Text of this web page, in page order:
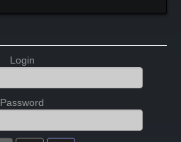
Login
Password